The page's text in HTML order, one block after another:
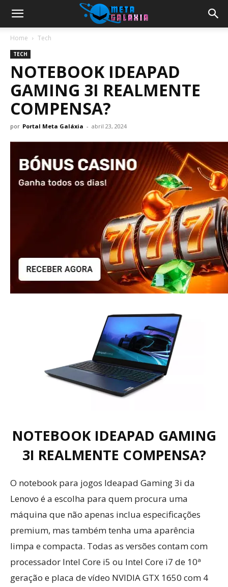
Home Tech
TECH
NOTEBOOK IDEAPAD
GAMING 3I REALMENTE
COMPENSA?
por Portal Meta Galáxia - abril 23, 2024
NOTEBOOK IDEAPAD GAMING
3I REALMENTE COMPENSA?
O notebook para jogos Ideapad Gaming 3i da
Lenovo é a escolha para quem procura uma
máquina que não apenas inclua especificações
premium, mas também tenha uma aparência
limpa e compacta. Todas as versões contam com
processador Intel Core i5 ou Intel Core i7 de 10ª
geração e placa de vídeo NVIDIA GTX 1650 com 4